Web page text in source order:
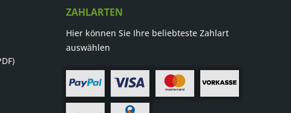
ZAHLARTEN
Hier können Sie Ihre beliebteste Zahlart
auswählen